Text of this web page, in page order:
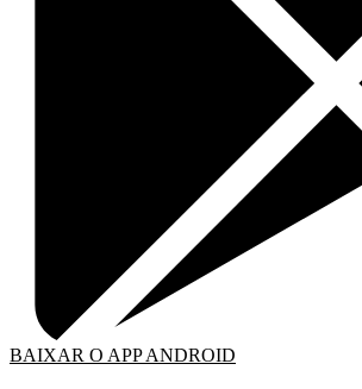
BAIXAR O APP ANDROID